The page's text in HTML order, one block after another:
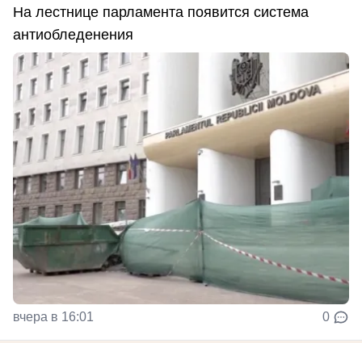
На лестнице парламента появится система
антиобледенения
вчера в 16:01 0